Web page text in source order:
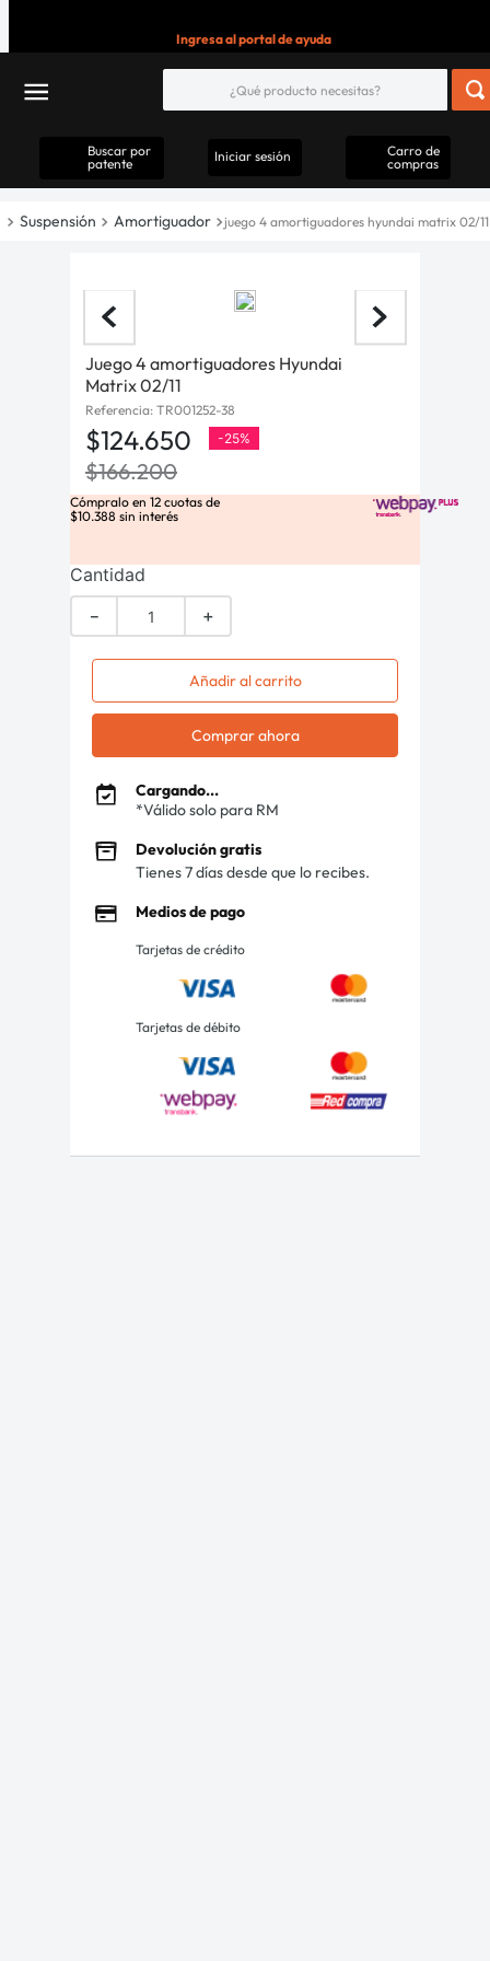
Ingresa al portal de ayuda
Buscar por
patente
Iniciar sesión
Carro de
compras
Suspensión Amortiguador juego 4 amortiguadores hyundai matrix 02/11
Juego 4 amortiguadores Hyundai
Matrix 02/11
Referencia: TR001252-38
$124.650 -25%
$166.200
Cómpralo en 12 cuotas de
$10.388 sin interés
Cantidad
＋
－
Añadir al carrito
Comprar ahora
Cargando...
*Válido solo para RM
Devolución gratis
Tienes 7 días desde que lo recibes.
Medios de pago
Tarjetas de crédito
Tarjetas de débito